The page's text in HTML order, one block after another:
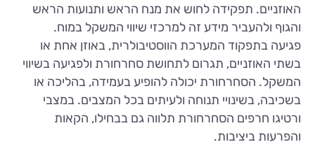
האוזניים. תפקידה לחוש את מנח הראש ותנועות הראש
והגוף ולהעביר מידע זה למרכזי שיווי המשקל במוח.
פגיעה בתפקוד המערכת הווסטיבולרית, באוזן אחת או
בשתי האוזניים, תגרום לתחושת סחרחורת ולפגיעה בשיווי
המשקל. הסחרחורת יכולה להופיע בעמידה, בהליכה או
בשכיבה, בשינויי תנוחה ולעיתים בכל המצבים. במצבי
ורטיגו חרפים הסחרחורת תלווה גם בבחילו, הקאות
והפרעות ביציבות.